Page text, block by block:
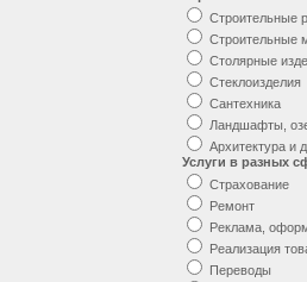
Строительные
Строительные
Столярные
Стеклоизделия
Сантехника
Ландшафты,
Архитектура и
Услуги в разных
Страхование
Ремонт
Реклама,
Реализация
Переводы